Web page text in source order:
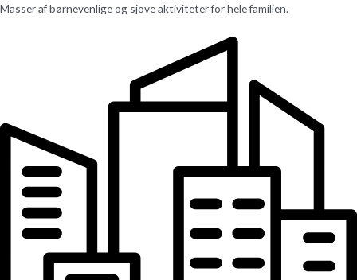
Masser af børnevenlige og sjove aktiviteter for hele familien.